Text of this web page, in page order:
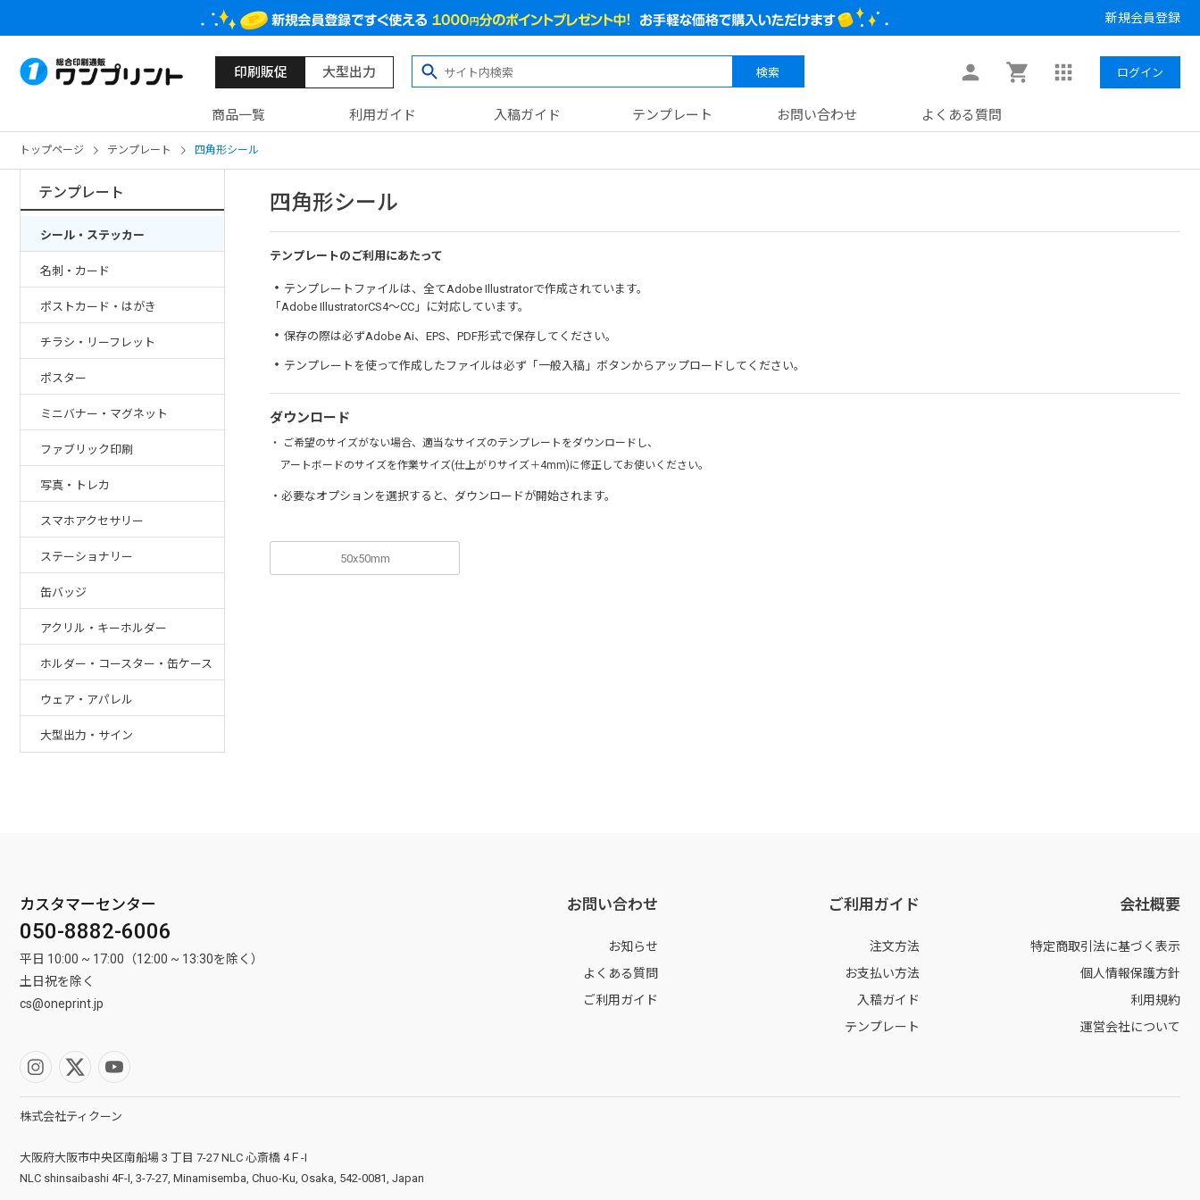
新規会員登録
印刷販促 大型出力 検索 ログイン
商品一覧 利用ガイド 入稿ガイド テンプレート お問い合わせ よくある質問
トップページ テンプレート 四角形シール
テンプレート
シール・ステッカー
名刺・カード
ポストカード・はがき
チラシ・リーフレット
ポスター
ミニバナー・マグネット
ファブリック印刷
写真・トレカ
スマホアクセサリー
ステーショナリー
缶バッジ
アクリル・キーホルダー
ホルダー・コースター・缶ケース
ウェア・アパレル
大型出力・サイン
四角形シール
テンプレートのご利用にあたって
・ テンプレートファイルは、全てAdobe Illustratorで作成されています。
「Adobe IllustratorCS4～CC」に対応しています。
・ 保存の際は必ずAdobe Ai、EPS、PDF形式で保存してください。
・ テンプレートを使って作成したファイルは必ず「一般入稿」ボタンからアップロードしてください。
ダウンロード
・ ご希望のサイズがない場合、適当なサイズのテンプレートをダウンロードし、
アートボードのサイズを作業サイズ(仕上がりサイズ＋4mm)に修正してお使いください。
・必要なオプションを選択すると、ダウンロードが開始されます。
50x50mm
カスタマーセンター
050-8882-6006
平日 10:00 ~ 17:00（12:00 ~ 13:30を除く）
土日祝を除く
cs@oneprint.jp
お問い合わせ
お知らせ
よくある質問
ご利用ガイド
ご利用ガイド
注文方法
お支払い方法
入稿ガイド
テンプレート
会社概要
特定商取引法に基づく表示
個人情報保護方針
利用規約
運営会社について
株式会社ティクーン
大阪府大阪市中央区南船場 3 丁目 7-27 NLC 心斎橋 4Ｆ-I
NLC shinsaibashi 4F-I, 3-7-27, Minamisemba, Chuo-Ku, Osaka, 542-0081, Japan